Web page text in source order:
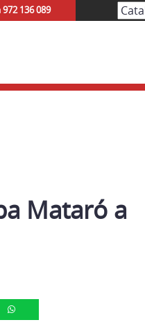
136 089
Mataró a